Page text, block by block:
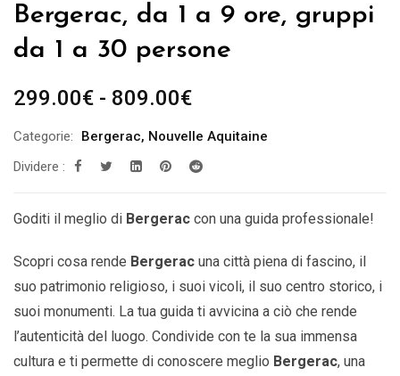
Bergerac, da 1 a 9 ore, gruppi
da 1 a 30 persone
299.00€ - 809.00€Fascia
prezzo:
da
a
Categorie: Bergerac, Nouvelle Aquitaine
Dividere :
Goditi il ​​meglio di Bergerac con una guida professionale!
Scopri cosa rende Bergerac una città piena di fascino, il
suo patrimonio religioso, i suoi vicoli, il suo centro storico, i
suoi monumenti. La tua guida ti avvicina a ciò che rende
l’autenticità del luogo. Condivide con te la sua immensa
cultura e ti permette di conoscere meglio Bergerac, una